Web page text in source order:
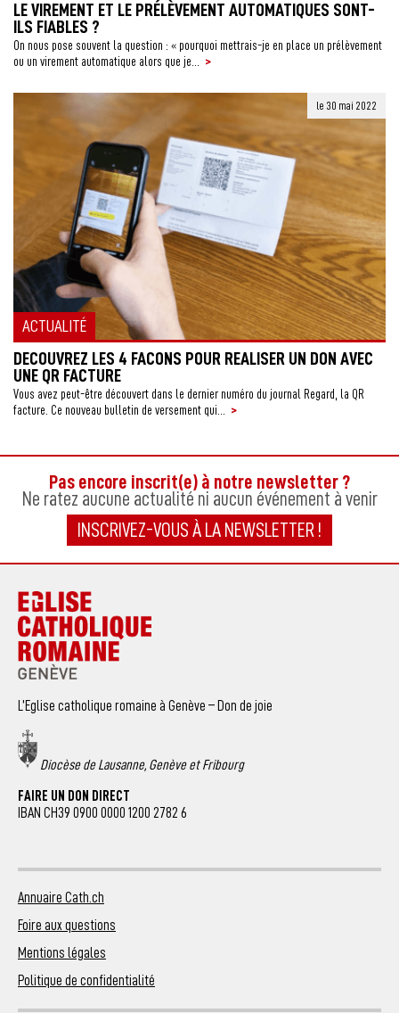
LE VIREMENT ET LE PRÉLÈVEMENT AUTOMATIQUES SONT-
ILS FIABLES ?
On nous pose souvent la question : « pourquoi mettrais-je en place un prélèvement
ou un virement automatique alors que je...
>
ACTUALITÉ
le 30 mai 2022
DECOUVREZ LES 4 FACONS POUR REALISER UN DON AVEC
UNE QR FACTURE
Vous avez peut-être découvert dans le dernier numéro du journal Regard, la QR
facture. Ce nouveau bulletin de versement qui...
>
Pas encore inscrit(e) à notre newsletter ?
Ne ratez aucune actualité ni aucun événement à venir
INSCRIVEZ-VOUS À LA NEWSLETTER !
L’Eglise catholique romaine à Genève – Don de joie
Diocèse de Lausanne, Genève et Fribourg
FAIRE UN DON DIRECT
IBAN CH39 0900 0000 1200 2782 6
Annuaire Cath.ch
Foire aux questions
Mentions légales
Politique de confidentialité